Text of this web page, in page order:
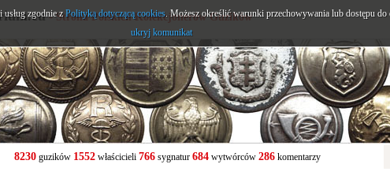
- Strona Polskich Kolekcjonerów Guzików
8230guzików 1552właścicieli 766sygnatur 684wytwórców 286komentarzy
zgodnie zPolityką dotyczącą cookies. Możesz określić warunki przechowywania lub dostępu do
ukryj komunikat